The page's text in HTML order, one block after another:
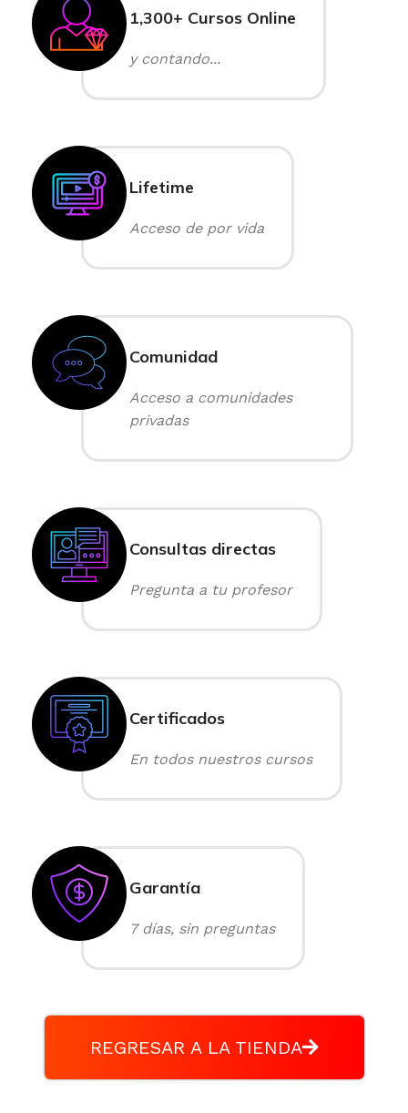
1,300+ Cursos Online
y contando...
Lifetime
Acceso de por vida
Comunidad
Acceso a comunidades
privadas
Consultas directas
Pregunta a tu profesor
Certificados
En todos nuestros cursos
Garantía
7 días, sin preguntas
REGRESAR A LA TIENDA